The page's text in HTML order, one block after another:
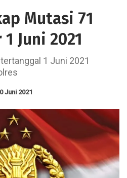
Mutasi 71
Juni 2021
1 Juni 2021
Juni 2021